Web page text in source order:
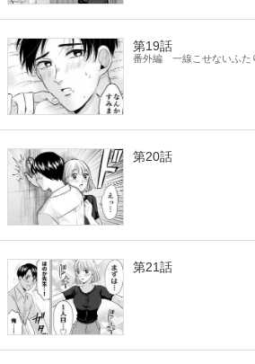
第19話
番外編 一線こせないふた
第20話
第21話